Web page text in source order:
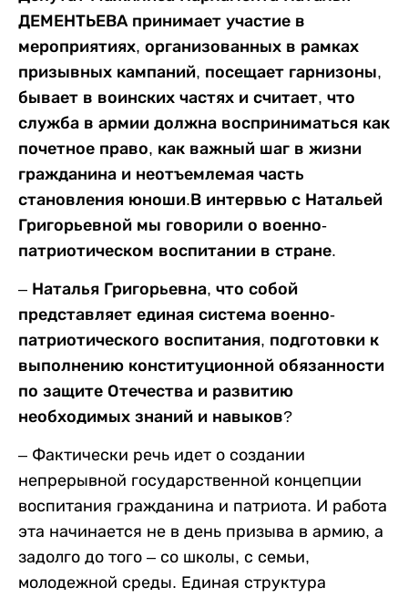
ДЕМЕНТЬЕВА принимает участие в
мероприятиях, организованных в рамках
призывных кампаний, посещает гарнизоны,
бывает в воинских частях и считает, что
служба в армии должна восприниматься как
почетное право, как важный шаг в жизни
гражданина и неотъемлемая часть
становления юноши.В интервью с Натальей
Григорьевной мы говорили о военно-
патриотическом воспитании в стране.
– Наталья Григорьевна, что собой
представляет единая система военно-
патриотического воспитания, подготовки к
выполнению конституционной обязанности
по защите Отечества и развитию
необходимых знаний и навыков?
– Фактически речь идет о создании
непрерывной государственной концепции
воспитания гражданина и патриота. И работа
эта начинается не в день призыва в армию, а
задолго до того – со школы, с семьи,
молодежной среды. Единая структура